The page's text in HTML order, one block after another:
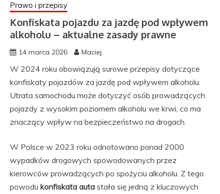
Prawo i przepisy
Konfiskata pojazdu za jazdę pod wpływem
alkoholu – aktualne zasady prawne
14 marca 2026 Maciej
W 2024 roku obowiązują surowe przepisy dotyczące
konfiskaty pojazdów za jazdę pod wpływem alkoholu.
Utrata samochodu może dotyczyć osób prowadzących
pojazdy z wysokim poziomem alkoholu we krwi, co ma
znaczący wpływ na bezpieczeństwo na drogach.
W Polsce w 2023 roku odnotowano ponad 2000
wypadków drogowych spowodowanych przez
kierowców prowadzących po spożyciu alkoholu. Z tego
powodu konfiskata auta stała się jedną z kluczowych